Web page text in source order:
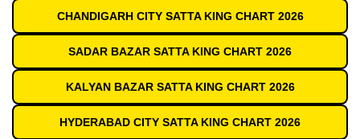
CHANDIGARH CITY SATTA KING CHART 2026
SADAR BAZAR SATTA KING CHART 2026
KALYAN BAZAR SATTA KING CHART 2026
HYDERABAD CITY SATTA KING CHART 2026